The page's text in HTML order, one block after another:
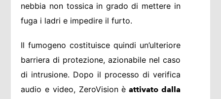
nebbia non tossica in grado di mettere in
fuga i ladri e impedire il furto.
Il fumogeno costituisce quindi un’ulteriore
barriera di protezione, azionabile nel caso
di intrusione. Dopo il processo di verifica
audio e video, ZeroVision è attivato dalla